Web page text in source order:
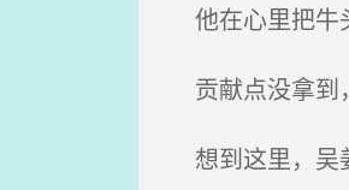
他在心里把牛
贡献点没拿到
想到这里，吴